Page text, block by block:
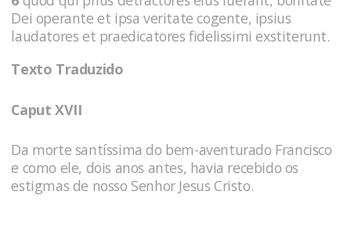
Dei operante et ipsa veritate cogente, ipsius
laudatores et praedicatores fidelissimi exstiterunt.
Texto Traduzido
Caput XVII
Da morte santíssima do bem-aventurado Francisco
e como ele, dois anos antes, havia recebido os
estigmas de nosso Senhor Jesus Cristo.